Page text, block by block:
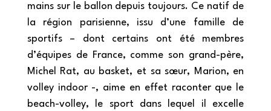
mains sur le ballon depuis toujours. Ce natif de
la région parisienne, issu d’une famille de
sportifs – dont certains ont été membres
d’équipes de France, comme son grand-père,
Michel Rat, au basket, et sa sœur, Marion, en
volley indoor -, aime en effet raconter que le
beach-volley, le sport dans lequel il excelle